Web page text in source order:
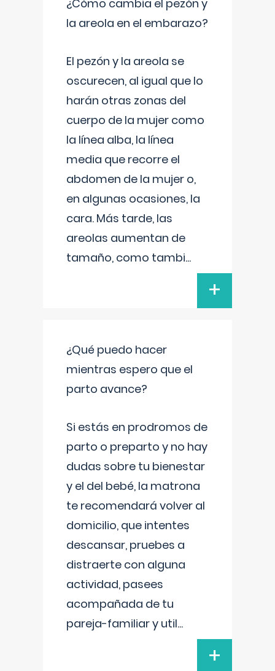
¿Cómo cambia el pezón y
la areola en el embarazo?
El pezón y la areola se
oscurecen, al igual que lo
harán otras zonas del
cuerpo de la mujer como
la línea alba, la línea
media que recorre el
abdomen de la mujer o,
en algunas ocasiones, la
cara. Más tarde, las
areolas aumentan de
tamaño, como tambi...
+
¿Qué puedo hacer
mientras espero que el
parto avance?
Si estás en prodromos de
parto o preparto y no hay
dudas sobre tu bienestar
y el del bebé, la matrona
te recomendará volver al
domicilio, que intentes
descansar, pruebes a
distraerte con alguna
actividad, pasees
acompañada de tu
pareja-familiar y util...
+